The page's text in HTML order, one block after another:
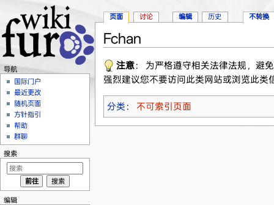
Fchan
注意： 为严格遵守相关法律法规，避
强烈建议您不要访问此类网站或浏览此
分类 ： 不可索引页面
页面 讨论 编辑 历史 不转换
导航
国际门户
最近更改
随机页面
方针指引
帮助
群聊
搜索
编辑